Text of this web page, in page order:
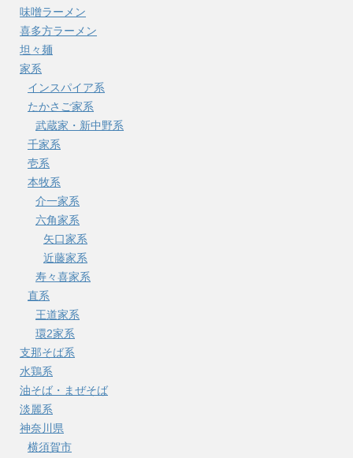
味噌ラーメン
喜多方ラーメン
坦々麺
家系
インスパイア系
たかさご家系
武蔵家・新中野系
千家系
壱系
本牧系
介一家系
六角家系
矢口家系
近藤家系
寿々喜家系
直系
王道家系
環2家系
支那そば系
水鶏系
油そば・まぜそば
淡麗系
神奈川県
横須賀市